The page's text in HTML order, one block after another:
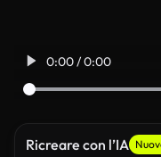
0:00 / 0:00
Ricreare con l’IA